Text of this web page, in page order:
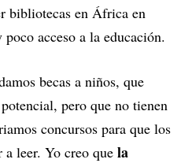
bibliotecas en África en
acceso a la educación.
becas a niños, que
pero que no tienen
concursos para que los
a leer. Yo creo que la